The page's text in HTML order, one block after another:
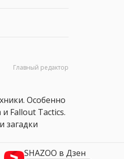
Главный редактор
Особенно
Fallout Tactics.
загадки
SHAZOO в Дзен